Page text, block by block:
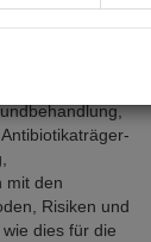
ggf. mit
mit den
Risiken und
dies für die